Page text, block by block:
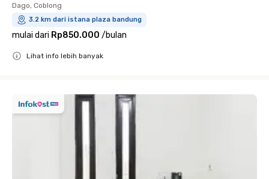
Dago, Coblong
3.2 km dari istana plaza bandung
mulai dari Rp850.000 /bulan
Lihat info lebih banyak